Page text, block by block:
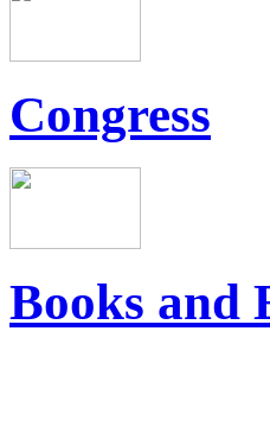
Congress
Books and